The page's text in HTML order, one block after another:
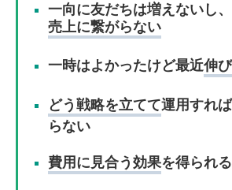
一向に友だちは増えないし、
売上に繋がらない
一時はよかったけど最近伸
どう戦略を立てて運用すれ
らない
費用に見合う効果を得られ